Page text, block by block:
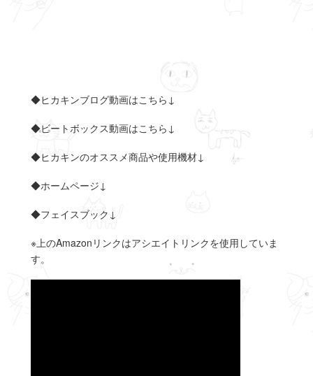
◆ヒカキンブログ動画はこちら↓
◆ビートボックス動画はこちら↓
◆ヒカキンのオススメ商品や使用機材↓
◆ホームページ↓
◆フェイスブック↓
※上のAmazonリンクはアシエイトリンクを使用していま
す。